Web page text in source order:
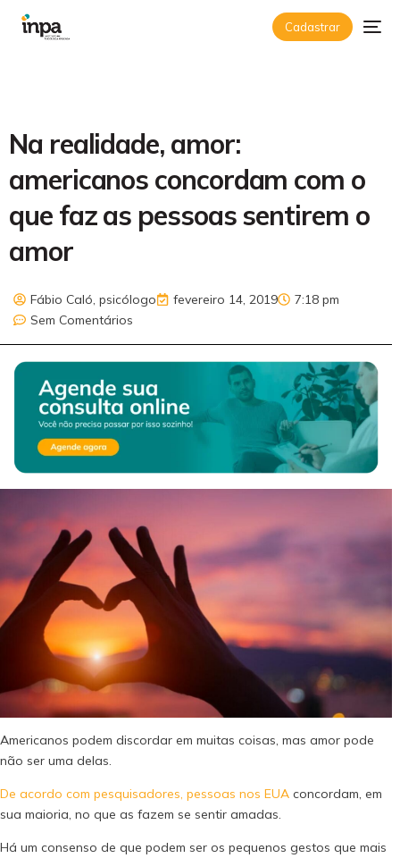
Cadastrar
Na realidade, amor:
americanos concordam com o
que faz as pessoas sentirem o
amor
Fábio Caló, psicólogo fevereiro 14, 2019
7:18 pm
Sem Comentários
Americanos podem discordar em muitas coisas, mas amor pode
não ser uma delas.
De acordo com pesquisadores, pessoas nos EUA concordam, em
sua maioria, no que as fazem se sentir amadas.
Há um consenso de que podem ser os pequenos gestos que mais